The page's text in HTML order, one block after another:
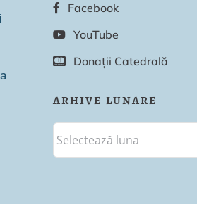
Facebook
YouTube
Donații Catedrală
ARHIVE LUNARE